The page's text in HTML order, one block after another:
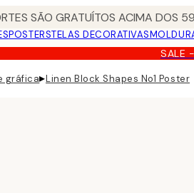
SÃO GRATUÍTOS ACIMA DOS
POSTERSTELAS DECORATIVAS
SALE
gráfica▸Linen Block Shapes No1 Poster